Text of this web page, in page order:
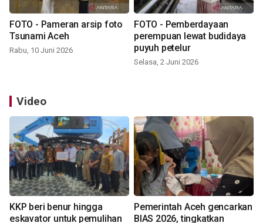
FOTO - Pameran arsip foto
Tsunami Aceh
Rabu, 10 Juni 2026
FOTO - Pemberdayaan
perempuan lewat budidaya
puyuh petelur
Selasa, 2 Juni 2026
Video
KKP beri benur hingga
eskavator untuk pemulihan
Pemerintah Aceh gencarkan
BIAS 2026, tingkatkan